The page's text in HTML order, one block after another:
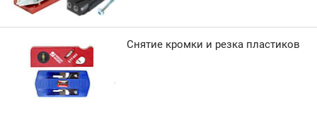
Снятие кромки и резка пластиков